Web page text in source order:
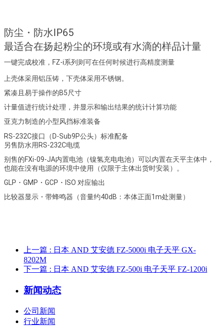
防尘・防水IP65
最适合在扬起粉尘的环境或有水滴的样品计量
一键完成校准，FZ-i系列则可在任何时候进行高精度测量
上壳体采用铝压铸，下壳体采用不锈钢。
紧凑且易于操作的B5尺寸
计量值进行统计处理，并显示和输出结果的统计计算功能
亚克力制造的小型风挡标准装备
RS-232C接口（D-Sub9P公头）标准配备
另售防水用RS-232C电缆
别售的FXi-09-JA内置电池（镍氢充电电池）可以内置在天平主体中，
也能在没有电源的环境中使用（仅限于主体出货时安装）。
GLP・GMP・GCP・ISO 对应输出
比较器显示・带蜂鸣器（音量约40dB：本体正面1m处测量）
上一篇 : 日本 AND 艾安德 FZ-5000i 电子天平 GX-
8202M
下一篇 : 日本 AND 艾安德 FZ-500i 电子天平 FZ-1200i
新闻动态
公司新闻
行业新闻